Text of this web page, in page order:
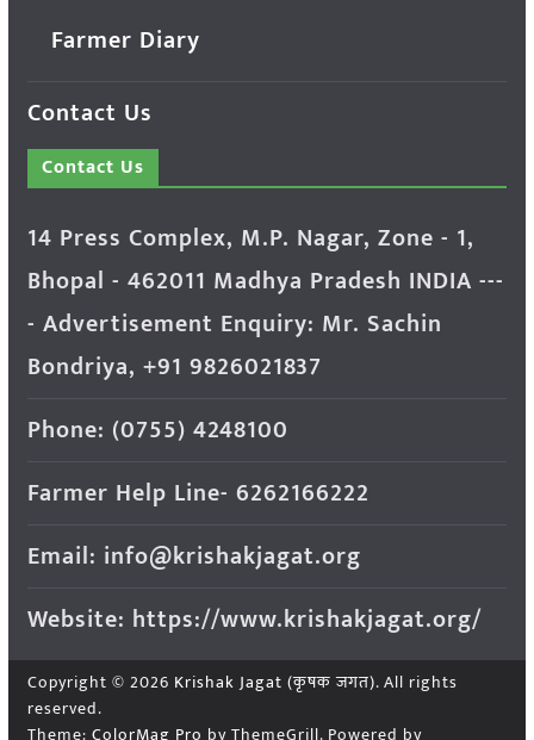
Farmer Diary
Contact Us
Contact Us
14 Press Complex, M.P. Nagar, Zone - 1,
Bhopal - 462011 Madhya Pradesh INDIA ---
- Advertisement Enquiry: Mr. Sachin
Bondriya, +91 9826021837
Phone: (0755) 4248100
Farmer Help Line- 6262166222
Email: info@krishakjagat.org
Website: https://www.krishakjagat.org/
Copyright © 2026 Krishak Jagat (कृषक जगत). All rights
reserved.